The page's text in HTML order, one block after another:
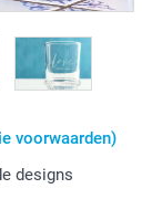
voorwaarden)
designs